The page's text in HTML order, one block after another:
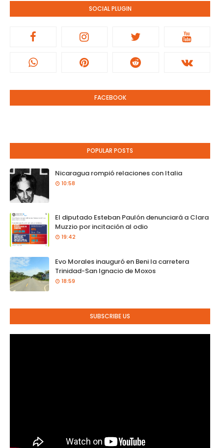
SOCIAL PLUGIN
FACEBOOK
POPULAR POSTS
Nicaragua rompió relaciones con Italia
10:58
El diputado Esteban Paulón denunciará a Clara
Muzzio por incitación al odio
19:42
Evo Morales inauguró en Beni la carretera
Trinidad-San Ignacio de Moxos
18:59
SUBSCRIBE US